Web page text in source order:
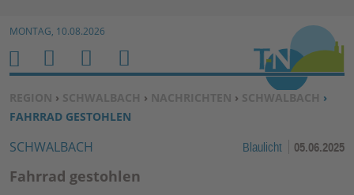
Zum Inhalt springen ↓
MONTAG, 10.08.2026
SIE BEFINDEN SICH HIER:
REGION › SCHWALBACH › NACHRICHTEN › SCHWALBACH ›
FAHRRAD GESTOHLEN
SCHWALBACH Blaulicht 05.06.2025
Fahrrad gestohlen
H
O
M
E
M
E
N
U
S
U
C
H
E
N
B
E
N
Z